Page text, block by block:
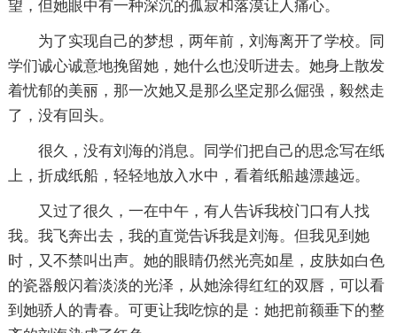
望，但她眼中有一种深沉的孤寂和落漠让人痛心。
为了实现自己的梦想，两年前，刘海离开了学校。同
学们诚心诚意地挽留她，她什么也没听进去。她身上散发
着忧郁的美丽，那一次她又是那么坚定那么倔强，毅然走
了，没有回头。
很久，没有刘海的消息。同学们把自己的思念写在纸
上，折成纸船，轻轻地放入水中，看着纸船越漂越远。
又过了很久，一在中午，有人告诉我校门口有人找
我。我飞奔出去，我的直觉告诉我是刘海。但我见到她
时，又不禁叫出声。她的眼睛仍然光亮如星，皮肤如白色
的瓷器般闪着淡淡的光泽，从她涂得红红的双唇，可以看
到她骄人的青春。可更让我吃惊的是：她把前额垂下的整